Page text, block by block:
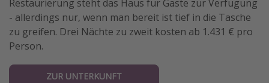
Restaurierung steht das Haus für Gäste zur Verfügung
- allerdings nur, wenn man bereit ist tief in die Tasche
zu greifen. Drei Nächte zu zweit kosten ab 1.431 € pro
Person.
ZUR UNTERKUNFT